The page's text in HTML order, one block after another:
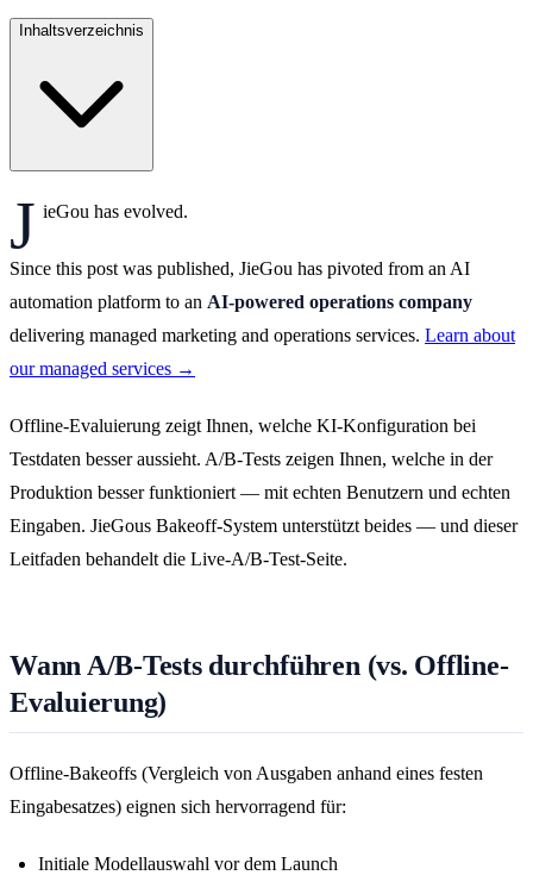
Inhaltsverzeichnis
J ieGou has evolved.
Since this post was published, JieGou has pivoted from an AI
automation platform to an AI-powered operations company
delivering managed marketing and operations services. Learn about
our managed services →
Offline-Evaluierung zeigt Ihnen, welche KI-Konfiguration bei
Testdaten besser aussieht. A/B-Tests zeigen Ihnen, welche in der
Produktion besser funktioniert — mit echten Benutzern und echten
Eingaben. JieGous Bakeoff-System unterstützt beides — und dieser
Leitfaden behandelt die Live-A/B-Test-Seite.
Wann A/B-Tests durchführen (vs. Offline-
Evaluierung)
Offline-Bakeoffs (Vergleich von Ausgaben anhand eines festen
Eingabesatzes) eignen sich hervorragend für:
Initiale Modellauswahl vor dem Launch